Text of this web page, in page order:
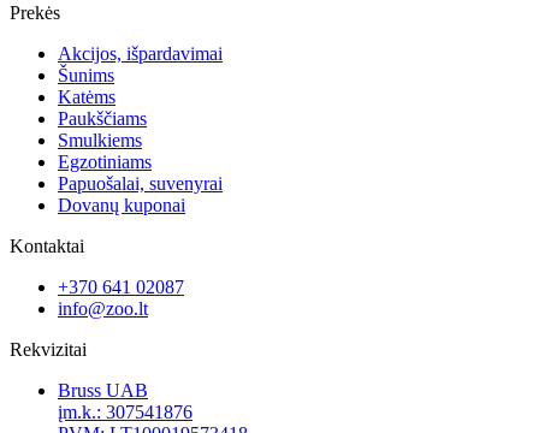
Prekės
Akcijos, išpardavimai
Šunims
Katėms
Paukščiams
Smulkiems
Egzotiniams
Papuošalai, suvenyrai
Dovanų kuponai
Kontaktai
+370 641 02087
info@zoo.lt
Rekvizitai
Bruss UAB
įm.k.: 307541876